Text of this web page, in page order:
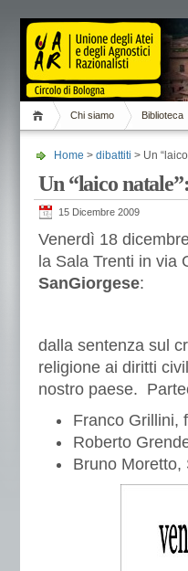
Chi siamo Biblioteca
Home > dibattiti > Un
Un “laico
15 Dicembre 2009
Venerdì 18
la Sala Trenti in via
SanGiorgese:
dalla sentenza sul
religione ai diritti
nostro paese.
Franco Grillini,
Roberto
Bruno Moretto,